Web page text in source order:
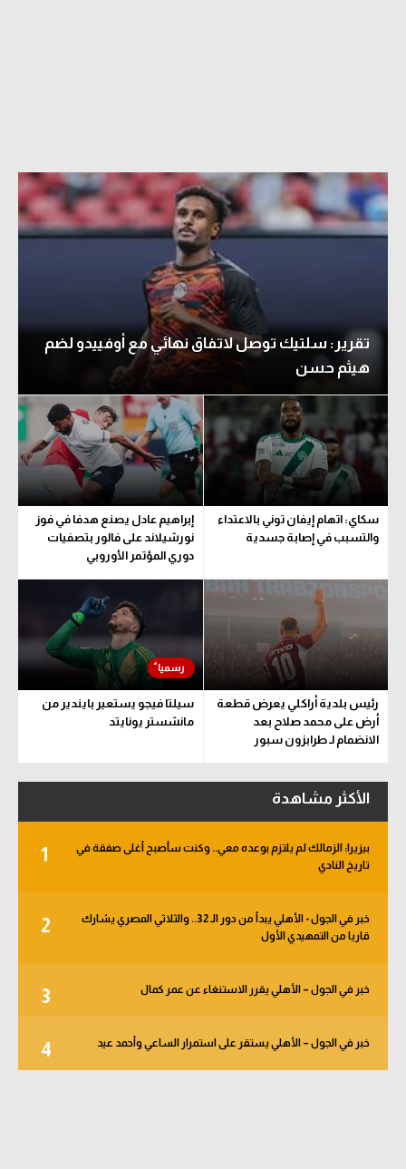
تقرير: سلتيك توصل لاتفاق نهائي مع أوفييدو لضم
هيثم حسن
سكاي: اتهام إيفان توني بالاعتداء
والتسبب في إصابة جسدية
إبراهيم عادل يصنع هدفا في فوز
نورشيلاند على فالور بتصفيات
دوري المؤتمر الأوروبي
رئيس بلدية أراكلي يعرض قطعة
أرض على محمد صلاح بعد
الانضمام لـ طرابزون سبور
سيلتا فيجو يستعير بايندير من
مانشستر يونايتد
الأكثر مشاهدة
1
بيزيرا: الزمالك لم يلتزم بوعده معي.. وكنت سأصبح أغلى صفقة في
تاريخ النادي
2
خبر في الجول - الأهلي يبدأ من دور الـ 32.. والثلاثي المصري يشارك
قاريا من التمهيدي الأول
3 خبر في الجول – الأهلي يقرر الاستنغاء عن عمر كمال
4 خبر في الجول – الأهلي يستقر على استمرار الساعي وأحمد عيد